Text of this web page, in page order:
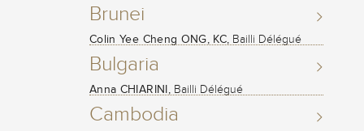
Brunei
Colin Yee Cheng ONG, KC, Bailli Délégué
Bulgaria
Anna CHIARINI,Bailli Délégué
Cambodia